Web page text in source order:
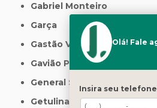
Gabriel Monteiro
Garça
Gastão Vidigal
Gavião Peixoto
General Salgado
Getulina
Olá! Fale
Insira seu telefone